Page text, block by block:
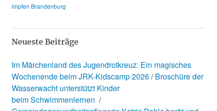
impfen Brandenburg
Neueste Beiträge
Im Märchenland des Jugendrotkreuz: Ein magisches
Wochenende beim JRK-Kidscamp 2026 Broschüre der
Wasserwacht unterstützt Kinder
beim Schwimmenlernen